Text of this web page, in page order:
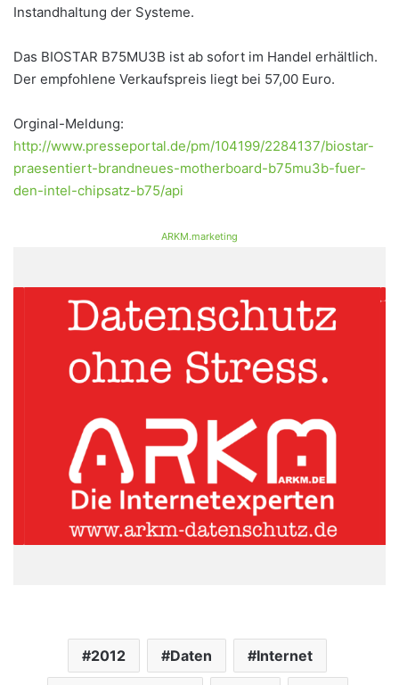
Instandhaltung der Systeme.
Das BIOSTAR B75MU3B ist ab sofort im Handel erhältlich.
Der empfohlene Verkaufspreis liegt bei 57,00 Euro.
Orginal-Meldung:
http://www.presseportal.de/pm/104199/2284137/biostar-
praesentiert-brandneues-motherboard-b75mu3b-fuer-
den-intel-chipsatz-b75/api
ARKM.marketing
2012 Daten Internet